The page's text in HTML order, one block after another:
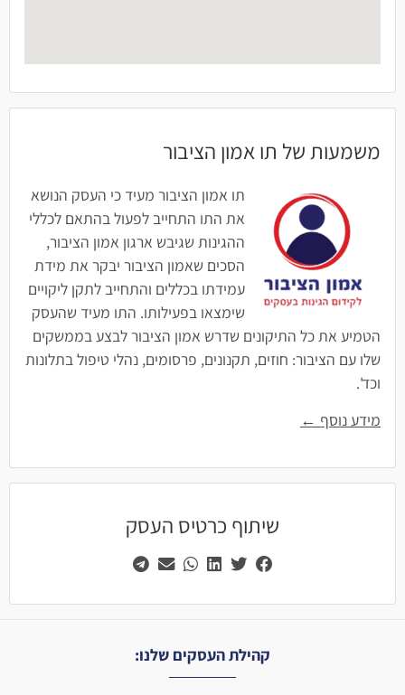
משמעות של תו אמון הציבור
תו אמון הציבור מעיד כי העסק הנושא
את התו התחייב לפעול בהתאם לכללי
ההגינות שגיבש ארגון אמון הציבור,
הסכים שאמון הציבור יבקר את מידת
עמידתו בכללים והתחייב לתקן ליקויים
שימצאו בפעילותו. התו מעיד שהעסק
הטמיע את כל התיקונים שדרש אמון הציבור לבצע בממשקים
שלו עם הציבור: חוזים, תקנונים, פרסומים, נהלי טיפול בתלונות
וכד'.
מידע נוסף ←
שיתוף כרטיס העסק
קהילת העסקים שלנו: